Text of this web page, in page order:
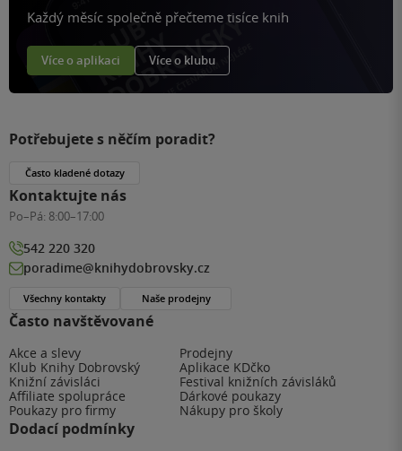
Každý měsíc společně přečteme tisíce knih
Více o aplikaci Více o klubu
Často navštěvované
Akce a slevy
Prodejny
Klub Knihy Dobrovský
Aplikace KDčko
Knižní závisláci
Festival knižních závisláků
Affiliate spolupráce
Dárkové poukazy
Poukazy pro firmy
Nákupy pro školy
Dodací podmínky
Potřebujete s něčím poradit?
Často kladené dotazy
Kontaktujte nás
Po–Pá: 8:00–17:00
542 220 320
poradime@knihydobrovsky.cz
Všechny kontakty Naše prodejny